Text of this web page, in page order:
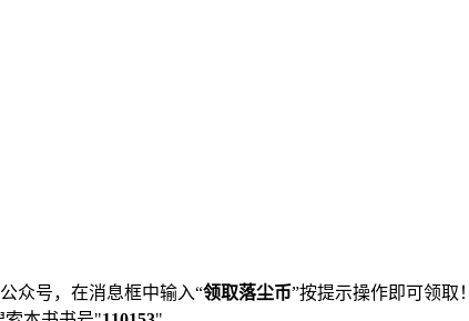
众号，在消息框中输入“领取落尘币”按提示操作即可领取！